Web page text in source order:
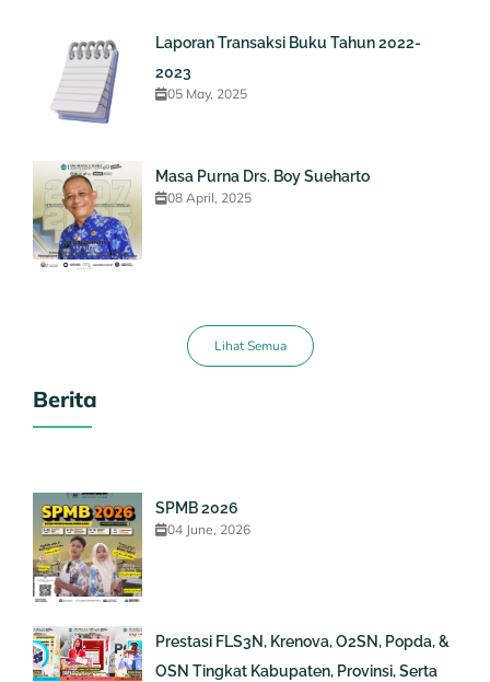
Laporan Transaksi Buku Tahun 2022-
2023
05 May, 2025
Masa Purna Drs. Boy Sueharto
08 April, 2025
Lihat Semua
Berita
SPMB 2026
04 June, 2026
Prestasi FLS3N, Krenova, O2SN, Popda, &
OSN Tingkat Kabupaten, Provinsi, Serta